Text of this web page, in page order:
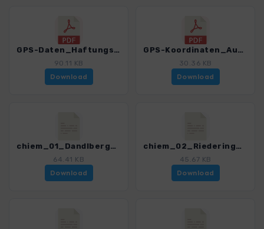
GPS-Daten_Haftungsausschluss-Nutzungsbedingungen_WF_Chiemsee_4329_4.pdf
90.11 KB
Download
GPS-Koordinaten_Ausgangspunkte_WF_Chiemsee_4329_4.pdf
30.36 KB
Download
chiem_01_Dandlberg_4329_4.gpx
64.41 KB
Download
chiem_02_Riedering_Pietzenkirchen_4329_4.gpx
45.67 KB
Download